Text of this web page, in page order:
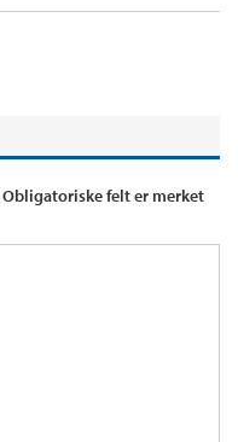
Obligatoriske felt er merket